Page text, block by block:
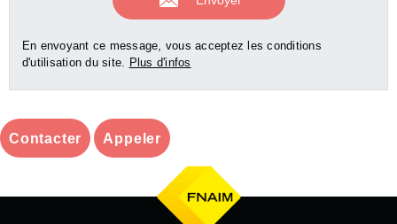
En envoyant ce message, vous acceptez les conditions
d'utilisation du site. Plus d'infos
Contacter Appeler